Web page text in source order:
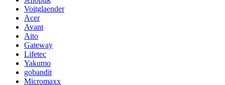
Voitglaender
Acer
Avant
Aito
Gateway
Lifetec
Yakumo
gobandit
Micromaxx